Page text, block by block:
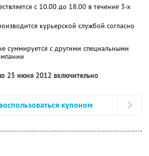
с 10.00 до 18.00 в течение 3-х
курьерской службой согласно
суммируется с другими специальными
25 июня 2012 включительно
купоном